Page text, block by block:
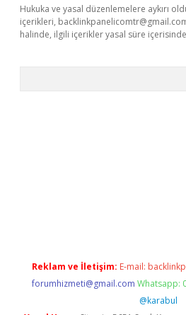
Hukuka ve yasal düzenlemelere aykırı
içerikleri,
halinde, ilgili içerikler yasal süre
Reklam ve İletişim: E-mail:
forumhizmeti@gmail.com Whatsapp:
@karabul